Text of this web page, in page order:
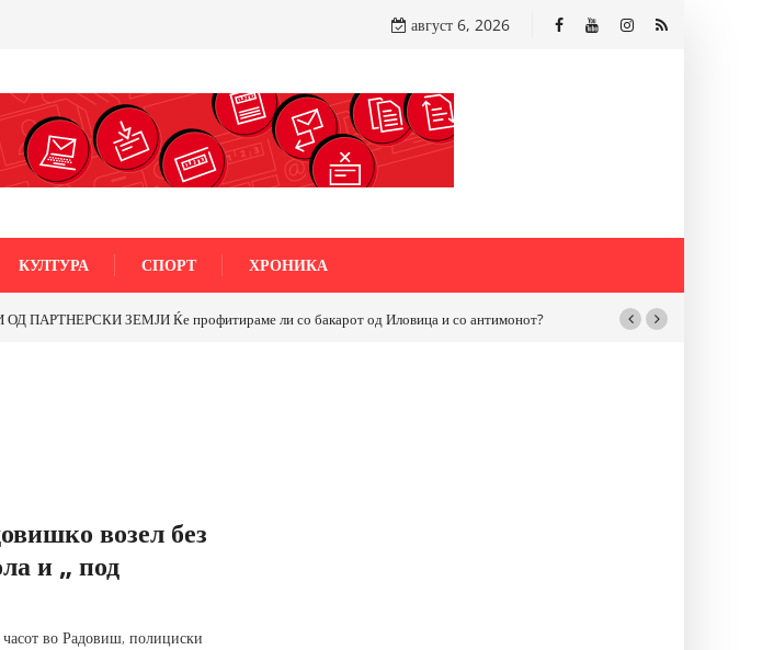
август 6, 2026
КУЛТУРА СПОРТ ХРОНИКА
ЗЕМЈИ Ќе профитираме ли со бакарот од Иловица и со антимонот?
возел без
и „ под
во Радовиш, полициски